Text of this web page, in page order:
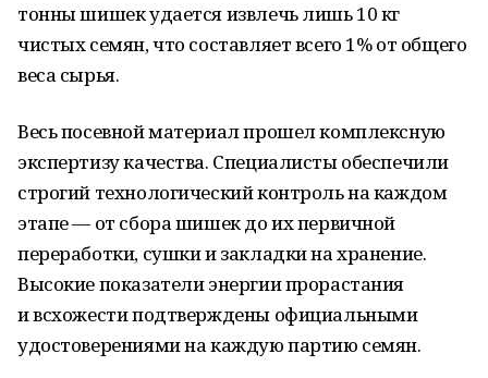
тонны шишек удается извлечь лишь 10 кг
чистых семян, что составляет всего 1% от общего
веса сырья.
Весь посевной материал прошел комплексную
экспертизу качества. Специалисты обеспечили
строгий технологический контроль на каждом
этапе — от сбора шишек до их первичной
переработки, сушки и закладки на хранение.
Высокие показатели энергии прорастания
и всхожести подтверждены официальными
удостоверениями на каждую партию семян.